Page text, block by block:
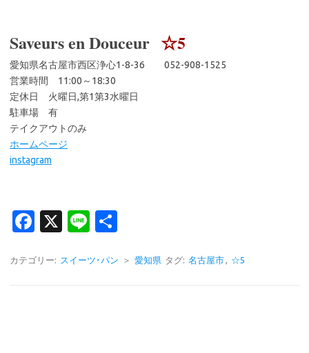
Saveurs en Douceur ☆5
愛知県名古屋市西区浄心1-8-36 052-908-1525
営業時間 11:00～18:30
定休日 火曜日,第1第3水曜日
駐車場 有
テイクアウトのみ
ホームページ
instagram
Fa
e
X
Li
e
カテゴリー: スイーツ･パン ＞ 愛知県 タグ: 名古屋市, ☆5